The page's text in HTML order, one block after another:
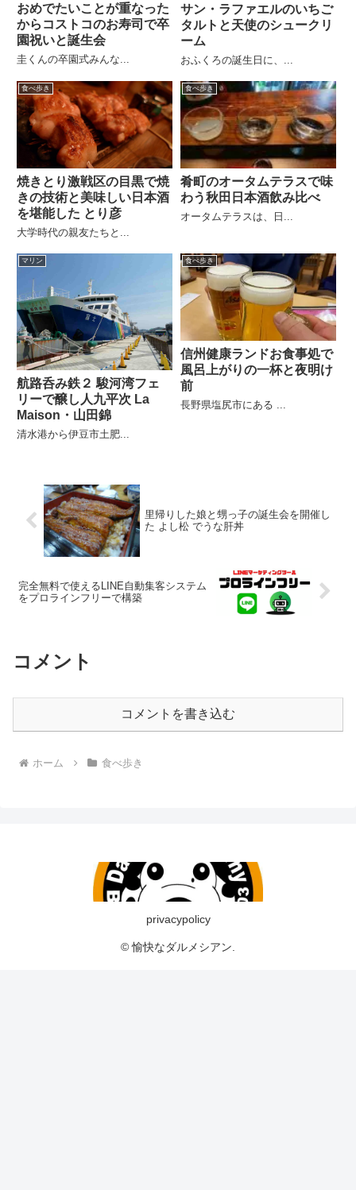
おめでたいことが重なった
からコストコのお寿司で卒
園祝いと誕生会
圭くんの卒園式みんな...
サン・ラファエルのいちご
タルトと天使のシュークリ
ーム
おふくろの誕生日に、...
食べ歩き
焼きとり激戦区の目黒で焼
きの技術と美味しい日本酒
を堪能した とり彦
大学時代の親友たちと...
食べ歩き
肴町のオータムテラスで味
わう秋田日本酒飲み比べ
オータムテラスは、日...
マリン
航路呑み鉄２ 駿河湾フェ
リーで醸し人九平次 La
Maison・山田錦
清水港から伊豆市土肥...
食べ歩き
信州健康ランドお食事処で
風呂上がりの一杯と夜明け
前
長野県塩尻市にある ...
里帰りした娘と甥っ子の誕生会を開催し
た よし松 でうな肝丼
完全無料で使えるLINE自動集客システム
をプロラインフリーで構築
コメント
コメントを書き込む
ホーム 食べ歩き
privacypolicy
© 愉快なダルメシアン.